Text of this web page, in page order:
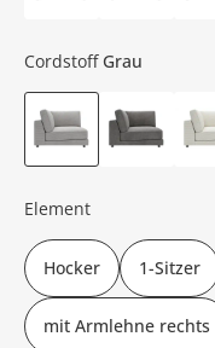
Cordstoff Grau
Element
Hocker 1-Sitzer
mit Armlehne rechts